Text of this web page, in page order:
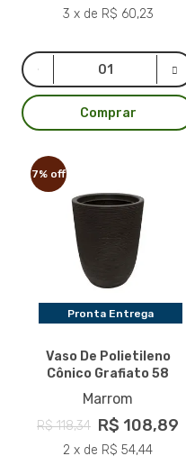
3 x de R$ 60,23
Comprar
7% off
Pronta Entrega
Vaso De Polietileno
Cônico Grafiato 58
Marrom
R$ 118,34 R$ 108,89
2 x de R$ 54,44